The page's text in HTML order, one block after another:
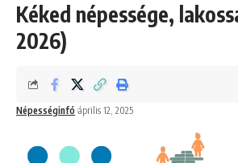
Kéked népessége,
2026)
Népességinfó április 12, 2025